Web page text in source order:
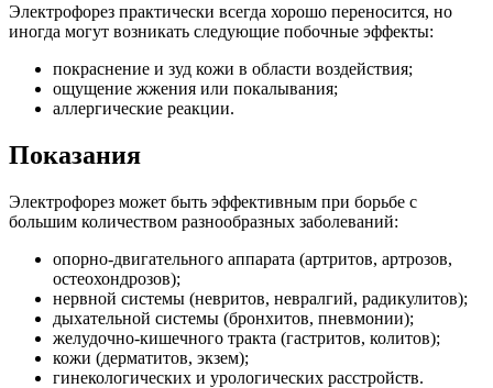
Электрофорез практически всегда хорошо переносится, но
иногда могут возникать следующие побочные эффекты:
покраснение и зуд кожи в области воздействия;
ощущение жжения или покалывания;
аллергические реакции.
Показания
Электрофорез может быть эффективным при борьбе с
большим количеством разнообразных заболеваний:
опорно-двигательного аппарата (артритов, артрозов,
остеохондрозов);
нервной системы (невритов, невралгий, радикулитов);
дыхательной системы (бронхитов, пневмонии);
желудочно-кишечного тракта (гастритов, колитов);
кожи (дерматитов, экзем);
гинекологических и урологических расстройств.